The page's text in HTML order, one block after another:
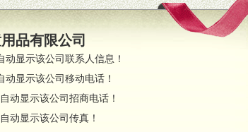
确保产品顺利销售。
导购支持。
品有限公司
显示该公司联系人信息！
显示该公司移动电话！
动显示该公司招商电话！
动显示该公司传真！